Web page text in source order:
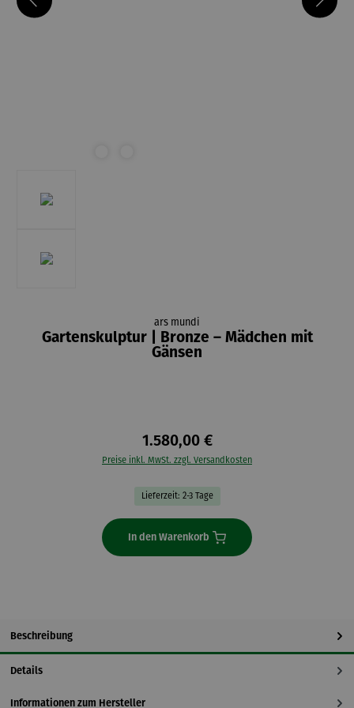
ars mundi
Gartenskulptur | Bronze – Mädchen mit
Gänsen
1.580,00 €
Preise inkl. MwSt. zzgl. Versandkosten
Lieferzeit: 2-3 Tage
In den Warenkorb
Beschreibung
Details
Informationen zum Hersteller